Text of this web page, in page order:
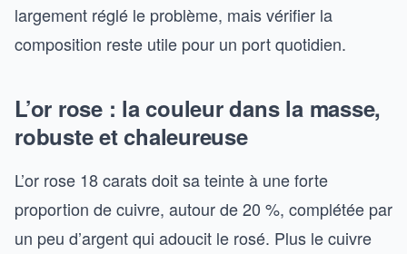
largement réglé le problème, mais vérifier la
composition reste utile pour un port quotidien.
L’or rose : la couleur dans la masse,
robuste et chaleureuse
L’or rose 18 carats doit sa teinte à une forte
proportion de cuivre, autour de 20 %, complétée par
un peu d’argent qui adoucit le rosé. Plus le cuivre